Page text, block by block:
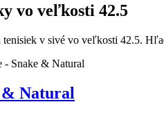
vo veľkosti 42.5
v sivé vo veľkosti 42.5.
& Natural